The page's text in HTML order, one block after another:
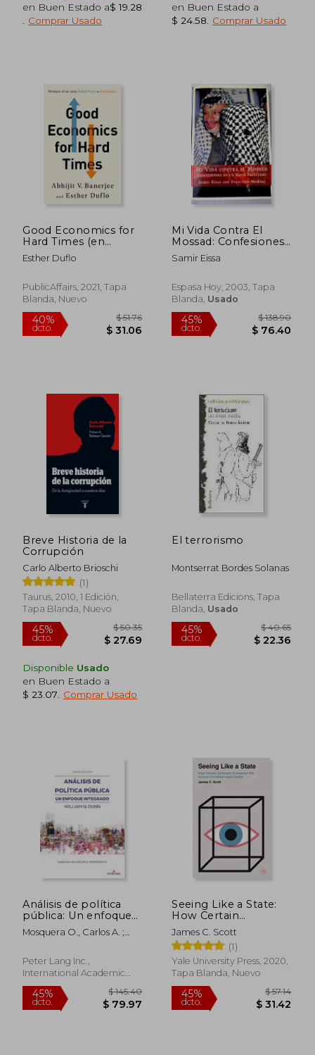
45%
en Buen Estado a$ 19.28
Comprar Usado
40%
dcto.
en Buen Estado a
$ 24.58
Comprar Usado
Good Economics for
Hard Times (en
Inglés)
Esther Duflo
PublicAffairs, 2021, Tapa
Blanda, Nuevo
40%
Mi Vida Contra El
Mossad: Confesiones
De Un Espía
Palestino (spanish
Samir Eissa
Espasa Hoy, 2003, Tapa
Blanda, Usado
45%
dcto.
Breve Historia de la
Corrupción
Carlo Alberto Brioschi
(1)
Taurus, 2010, 1 Edición,
Tapa Blanda, Nuevo
Disponible Usado
en Buen Estado a
$ 23.07
Comprar Usado
El terrorismo
Montserrat Bordes Solanas
Bellaterra Edicions, Tapa
Blanda, Usado
Análisis de política
pública: Un enfoque
integrado (sexta
edición)
Mosquera O., Carlos A. ;
Peter Lang Inc.,
International Academic
Publi, Tapa Blanda, Nuevo
Seeing Like a State:
How Certain
Schemes to Improve
the Human Condition
Have Failed (en
Inglés)
James C. Scott
(1)
Yale University Press, 2020,
Tapa Blanda, Nuevo